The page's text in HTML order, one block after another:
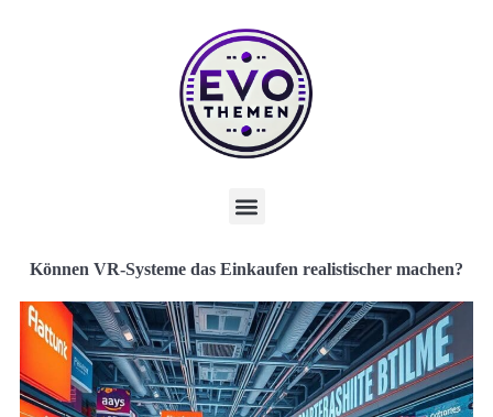
Können VR-Systeme das Einkaufen realistischer machen?